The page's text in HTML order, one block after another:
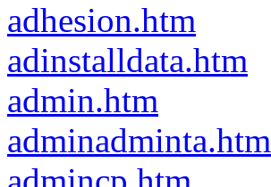
adhesion.htm
adinstalldata.htm
admin.htm
adminadminta.htm